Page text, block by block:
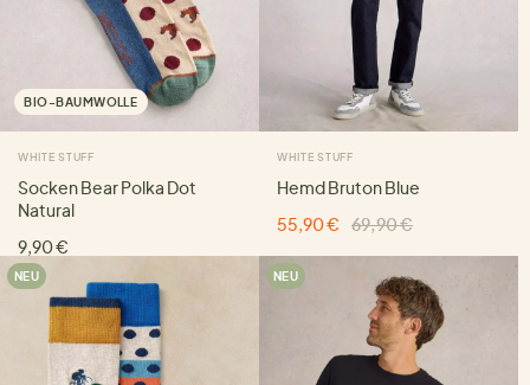
BIO-BAUMWOLLE
WHITE STUFF
Socken Bear Polka Dot
Natural
9,90 €
WHITE STUFF
Hemd Bruton Blue
55,90 €
69,90 €
NEU NEU